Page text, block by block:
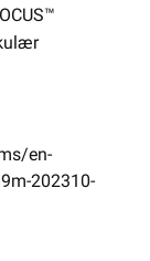
en-
202310-